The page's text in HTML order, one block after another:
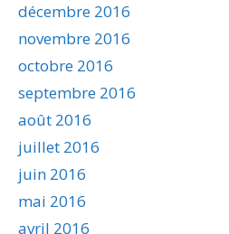
décembre 2016
novembre 2016
octobre 2016
septembre 2016
août 2016
juillet 2016
juin 2016
mai 2016
avril 2016